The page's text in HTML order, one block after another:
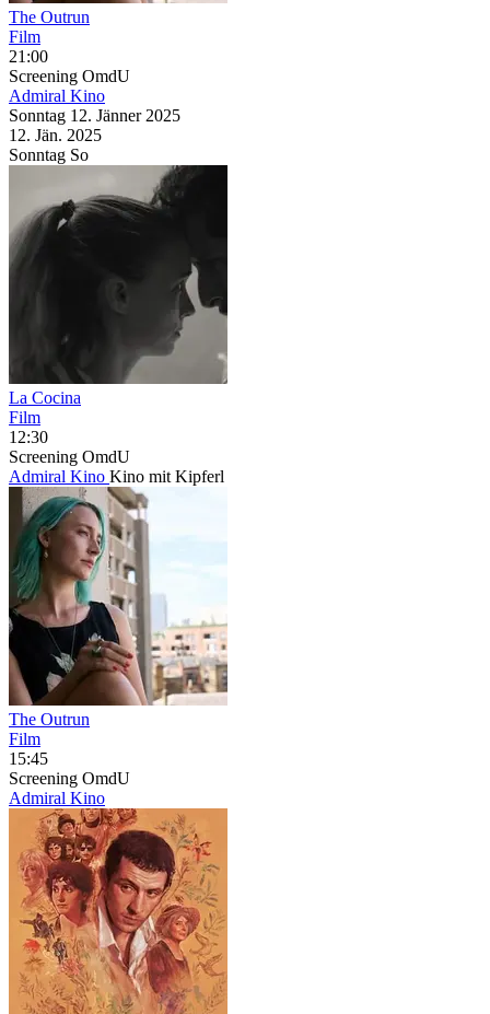
The Outrun
Film
21:00
Screening OmdU
Admiral Kino
Sonntag 12. Jänner 2025
12. Jän. 2025
Sonntag So
La Cocina
Film
12:30
Screening OmdU
Admiral Kino Kino mit Kipferl
The Outrun
Film
15:45
Screening OmdU
Admiral Kino